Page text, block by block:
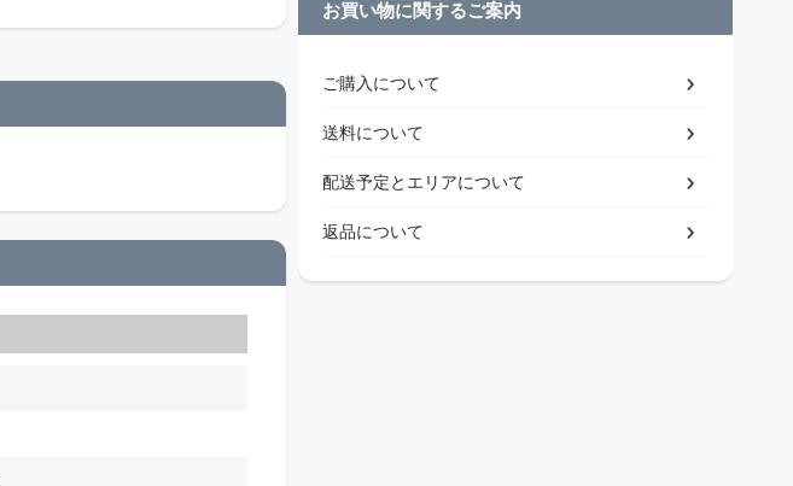
お買い物に関するご案内
ご購入について
送料について
配送予定とエリアについて
返品について